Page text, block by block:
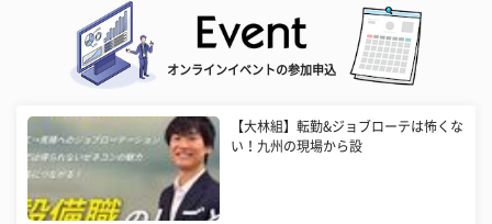
オンラインイベントの参加申込
【大林組】転勤&ジョブローテは怖くな
い！九州の現場から設